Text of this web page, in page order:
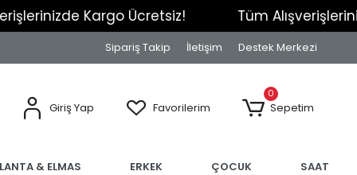
Kargo Ücretsiz! Tüm Alışverişlerinizde
Sipariş Takip İletişim Destek Merkezi
Giriş Yap Favorilerim
0
Sepetim
& ELMAS ERKEK ÇOCUK SAAT